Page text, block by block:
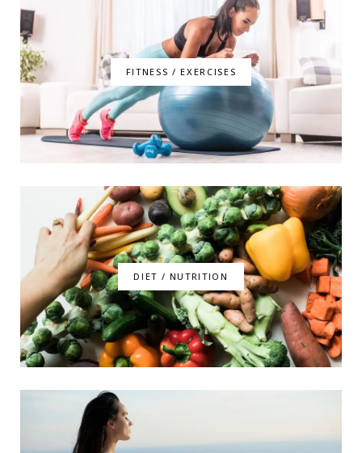
FITNESS / EXERCISES
DIET / NUTRITION